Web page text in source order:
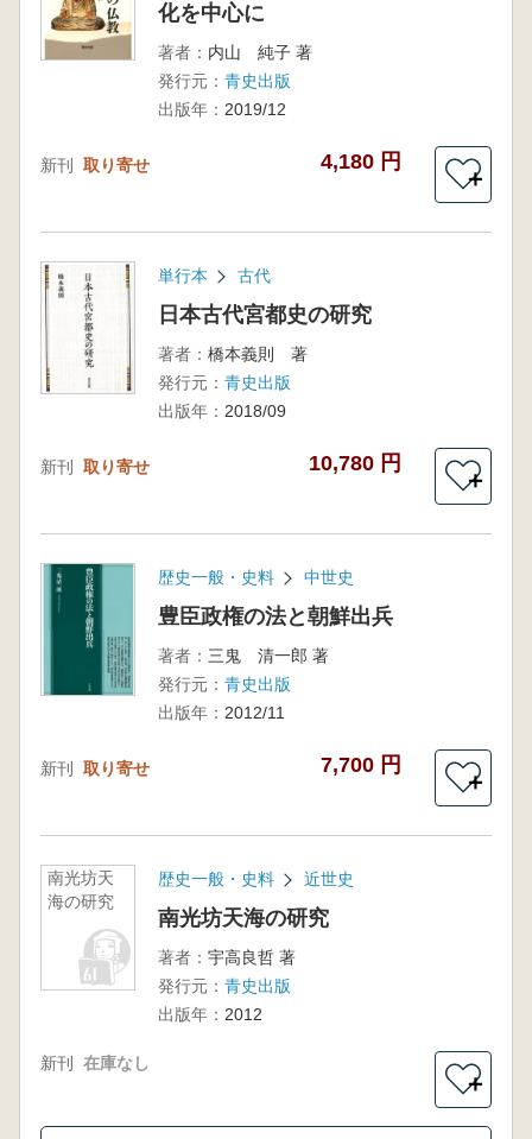
化を中心に
著者： 内山 純子 著
発行元： 青史出版
出版年： 2019/12
新刊 取り寄せ 4,180 円
＋
単行本 古代
日本古代宮都史の研究
著者： 橋本義則 著
発行元： 青史出版
出版年： 2018/09
新刊 取り寄せ 10,780 円
＋
歴史一般・史料 中世史
豊臣政権の法と朝鮮出兵
著者： 三鬼 清一郎 著
発行元： 青史出版
出版年： 2012/11
新刊 取り寄せ 7,700 円
＋
南光坊天
海の研究
歴史一般・史料 近世史
南光坊天海の研究
著者： 宇高良哲 著
発行元： 青史出版
出版年： 2012
新刊 在庫なし
＋